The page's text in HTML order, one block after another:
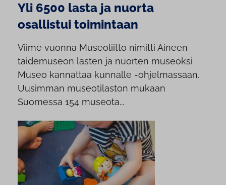
Yli 6500 lasta ja nuorta
osallistui toimintaan
Viime vuonna Museoliitto nimitti Aineen
taidemuseon lasten ja nuorten museoksi
Museo kannattaa kunnalle -ohjelmassaan.
Uusimman museotilaston mukaan
Suomessa 154 museota...